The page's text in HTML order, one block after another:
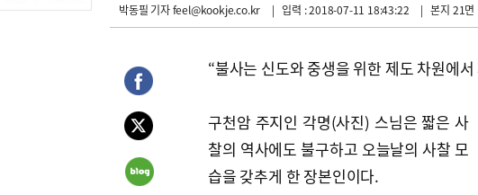
박동필 기자feel@kookje.co.kr | 입력 : 2018-07-11 18:43:22 | 본지 21면
“불사는 신도와 중생을 위한 제도 차원에
구천암 주지인 각명(사진) 스님은 짧은 사
찰의 역사에도 불구하고 오늘날의 사찰 모
습을 갖추게 한 장본인이다.